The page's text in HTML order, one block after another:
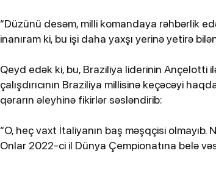
“Düzünü desəm, milli komandaya rəhbərlik
inanıram ki, bu işi daha yaxşı yerinə yetirə
Qeyd edək ki, bu, Braziliya liderinin Ançelotti
çalışdırıcının Braziliya millisinə keçəcəyi
qərarın əleyhinə fikirlər səsləndirib:
“O, heç vaxt İtaliyanın baş məşqçisi
Onlar 2022-ci il Dünya Çempionatına belə